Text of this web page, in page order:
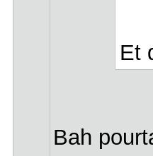
Et
Bah